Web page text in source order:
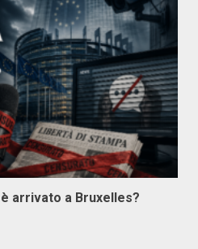
arrivato a Bruxelles?